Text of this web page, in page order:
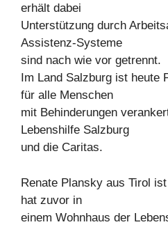
erhält dabei
Unterstützung durch
Assistenz-Systeme
sind nach wie vor getrennt.
Im Land Salzburg ist heute
für alle Menschen
mit Behinderungen
Lebenshilfe Salzburg
und die Caritas.
Renate Plansky aus Tirol
hat zuvor in
einem Wohnhaus der